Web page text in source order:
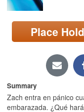
Search
Locations/Hours
page)
Place Hold
Summary
Zach entra en pánico
embarazada. ¿Qué